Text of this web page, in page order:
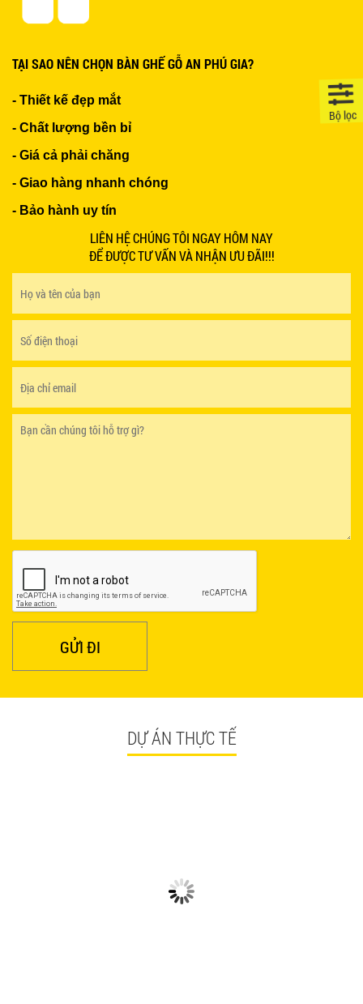
Bộ lọc
TẠI SAO NÊN CHỌN BÀN GHẾ GỖ AN PHÚ GIA?
- Thiết kế đẹp mắt
- Chất lượng bền bỉ
- Giá cả phải chăng
- Giao hàng nhanh chóng
- Bảo hành uy tín
LIÊN HỆ CHÚNG TÔI NGAY HÔM NAY
ĐỂ ĐƯỢC TƯ VẤN VÀ NHẬN ƯU ĐÃI!!!
GỬI ĐI
DỰ ÁN THỰC TẾ